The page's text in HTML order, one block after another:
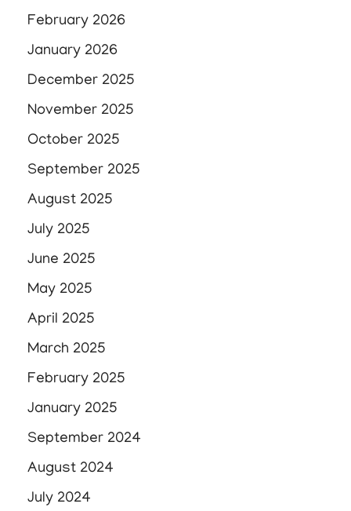
February 2026
January 2026
December 2025
November 2025
October 2025
September 2025
August 2025
July 2025
June 2025
May 2025
April 2025
March 2025
February 2025
January 2025
September 2024
August 2024
July 2024